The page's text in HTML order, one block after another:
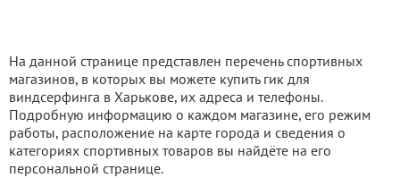
На данной странице представлен перечень спортивных
магазинов, в которых вы можете купить гик для
виндсерфинга в Харькове, их адреса и телефоны.
Подробную информацию о каждом магазине, его режим
работы, расположение на карте города и сведения о
категориях спортивных товаров вы найдёте на его
персональной странице.